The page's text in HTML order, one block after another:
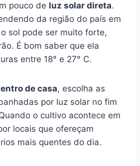
pouco de luz solar direta.
da região do país em
sol pode ser muito forte,
É bom saber que ela
entre 18° e 27° C.
de casa, escolha as
por luz solar no fim
o cultivo acontece em
locais que ofereçam
mais quentes do dia.